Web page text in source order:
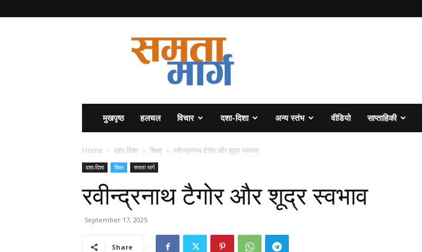
मुखपृष्ठ हलचल विचार दशा-दिशा अन्य स्तंभ वीडियो साप्ताहिकी
Home दशा-दिशा शिक्षा रवीन्द्रनाथ टैगोर और शूद्र स्वभाव
दशा-दिशा शिक्षा समता मार्ग
रवीन्द्रनाथ टैगोर और शूद्र स्वभाव
September 17, 2025
Share